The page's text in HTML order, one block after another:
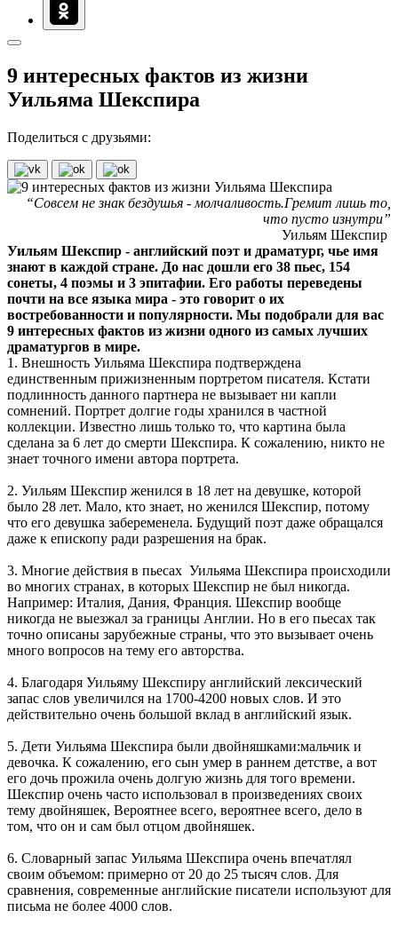
9 интересных фактов из жизни
Уильяма Шекспира
Поделиться с друзьями:
“Совсем не знак бездушья - молчаливость.Гремит лишь то,
что пусто изнутри”
Уильям Шекспир
Уильям Шекспир - английский поэт и драматург, чье имя
знают в каждой стране. До нас дошли его 38 пьес, 154
сонеты, 4 поэмы и 3 эпитафии. Его работы переведены
почти на все языка мира - это говорит о их
востребованности и популярности. Мы подобрали для вас
9 интересных фактов из жизни одного из самых лучших
драматургов в мире.
1. Внешность Уильяма Шекспира подтверждена
единственным прижизненным портретом писателя. Кстати
подлинность данного партнера не вызывает ни капли
сомнений. Портрет долгие годы хранился в частной
коллекции. Известно лишь только то, что картина была
сделана за 6 лет до смерти Шекспира. К сожалению, никто не
знает точного имени автора портрета.
2. Уильям Шекспир женился в 18 лет на девушке, которой
было 28 лет. Мало, кто знает, но женился Шекспир, потому
что его девушка забеременела. Будущий поэт даже обращался
даже к епископу ради разрешения на брак.
3. Многие действия в пьесах Уильяма Шекспира происходили
во многих странах, в которых Шекспир не был никогда.
Например: Италия, Дания, Франция. Шекспир вообще
никогда не выезжал за границы Англии. Но в его пьесах так
точно описаны зарубежные страны, что это вызывает очень
много вопросов на тему его авторства.
4. Благодаря Уильяму Шекспиру английский лексический
запас слов увеличился на 1700-4200 новых слов. И это
действительно очень большой вклад в английский язык.
5. Дети Уильяма Шекспира были двойняшками:мальчик и
девочка. К сожалению, его сын умер в раннем детстве, а вот
его дочь прожила очень долгую жизнь для того времени.
Шекспир очень часто использовал в произведениях своих
тему двойняшек, Вероятнее всего, вероятнее всего, дело в
том, что он и сам был отцом двойняшек.
6. Словарный запас Уильяма Шекспира очень впечатлял
своим объемом: примерно от 20 до 25 тысяч слов. Для
сравнения, современные английские писатели используют для
письма не более 4000 слов.